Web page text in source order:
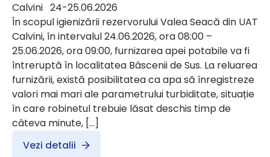
Calvini 24-25.06.2026
În scopul igienizării rezervorului Valea Seacă din UAT
Calvini, în intervalul 24.06.2026, ora 08:00 –
25.06.2026, ora 09:00, furnizarea apei potabile va fi
întreruptă în localitatea Bâscenii de Sus. La reluarea
furnizării, există posibilitatea ca apa să înregistreze
valori mai mari ale parametrului turbiditate, situație
în care robinetul trebuie lăsat deschis timp de
câteva minute, […]
Vezi detalii